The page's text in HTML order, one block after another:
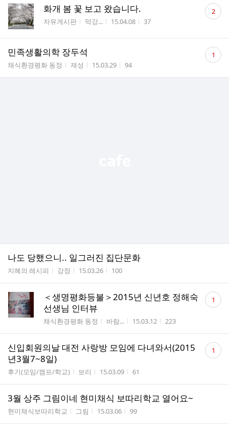
화개 봄 꽃 보고 왔습니다.
게시판명
자유게시판 작성자
막강... 작성시간
15.04.08 조회수
37
댓
글 2
민족생활의학 장두석
게시판명
채식환경평화 동정 작성자
재성 작성시간
15.03.29 조회수
94
댓
글 1
나도 당했으니.. 일그러진 집단문화
게시판명
지혜의 레시피 작성자
강정 작성시간
15.03.26 조회수
100
＜생명평화등불＞2015년 신년호 정해숙
선생님 인터뷰
게시판명
채식환경평화 동정 작성자
바람... 작성시간
15.03.12 조회수
223
댓
글 1
신입회원의날 대전 사랑방 모임에 다녀와서(2015
년3월7~8일)
게시판명
후기(모임/캠프/학교) 작성자
보리 작성시간
15.03.09 조회수
61
댓
글 1
3월 상주 그림이네 현미채식 보따리학교 열어요~
게시판명
현미채식보따리학교 작성자
그림 작성시간
15.03.06 조회수
99